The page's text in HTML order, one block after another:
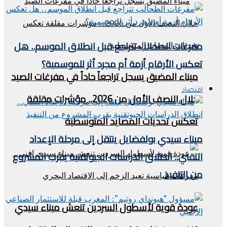
ميناء المضيق يسجل تراجعاً حاداً في مفرغات الصيد
خلال النصف الأول من 2026.. مؤشرات مقلقة
تعكس تحديات المصايد المتوسطية
عودة قوية لأسطول السردين تنعش ميناء سيدي
مفرغات الطحالب تتراجع قبل انطلاق الموسم.. هل
تعكس الأرقام أزمة أم مجرد أثر للموسمية؟
اقتصاد
ميناء سيدي بولفضايل ينتقل إلى مرحلة الإعداد
التقني.. انطلاق الدراسات الجيوتقنية يقرب المشروع
من التنفيذ